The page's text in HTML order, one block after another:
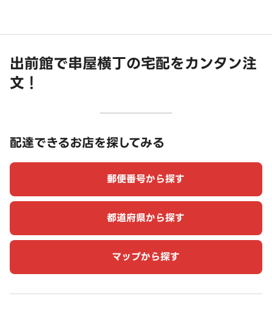
出前館で串屋横丁の宅配をカンタン注
文！
配達できるお店を探してみる
郵便番号から探す
都道府県から探す
マップから探す